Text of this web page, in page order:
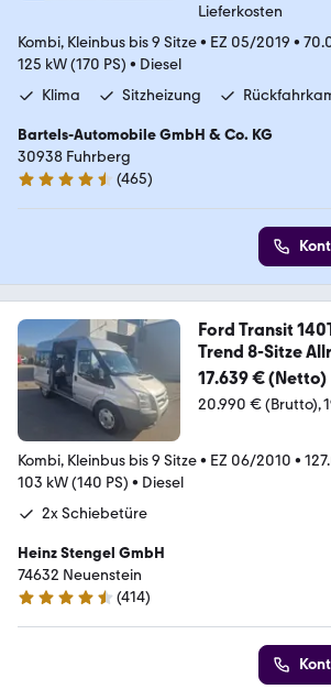
Lieferkosten
Kombi, Kleinbus bis 9 Sitze• EZ 05/2019 •
125 kW (170 PS) • Diesel
Klima
Sitzheizung
Bartels-Automobile GmbH & Co. KG
30938 Fuhrberg
4.6 Sterne
(465)
Ford Transit
Trend 8-Sitze
17.639 € (Netto)
20.990 € (Brutto)
Kombi, Kleinbus bis 9 Sitze• EZ 06/2010 •
103 kW (140 PS) • Diesel
2x Schiebetüre
Heinz Stengel GmbH
74632 Neuenstein
4.7 Sterne
(414)